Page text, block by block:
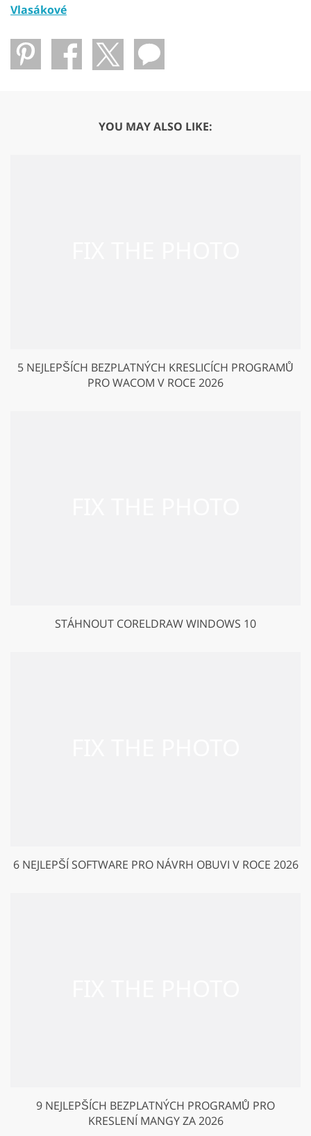
Vlasákové
YOU MAY ALSO LIKE:
5 NEJLEPŠÍCH BEZPLATNÝCH KRESLICÍCH PROGRAMŮ
PRO WACOM V ROCE 2026
STÁHNOUT CORELDRAW WINDOWS 10
6 NEJLEPŠÍ SOFTWARE PRO NÁVRH OBUVI V ROCE 2026
9 NEJLEPŠÍCH BEZPLATNÝCH PROGRAMŮ PRO
KRESLENÍ MANGY ZA 2026